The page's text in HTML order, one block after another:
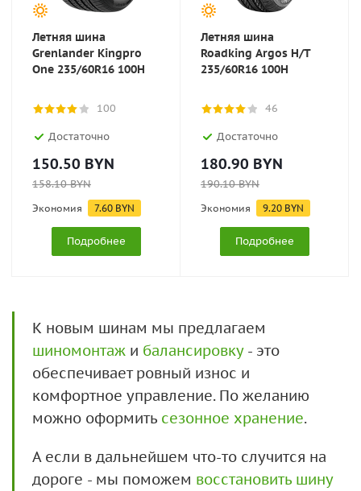
Летняя шина
Grenlander Kingpro
One 235/60R16 100H
100
Достаточно
150.50 BYN
158.10BYN
Экономия 7.60 BYN
Подробнее
Летняя шина
Roadking Argos H/T
235/60R16 100H
46
Достаточно
180.90 BYN
190.10BYN
Экономия 9.20 BYN
Подробнее
К новым шинам мы предлагаем
шиномонтаж и балансировку- это
обеспечивает ровный износ и
комфортное управление. По желанию
можно оформить сезонное хранение.
А если в дальнейшем что-то случится на
дороге - мы поможем восстановить шину